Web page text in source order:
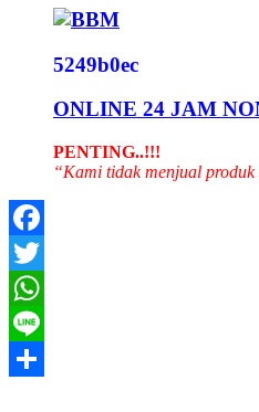
5249b0ec
ONLINE 24 JAM
PENTING..!!!
“Kami tidak menjual
Facebook
Twitter
WhatsApp
Line